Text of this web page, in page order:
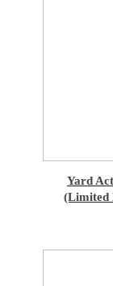
Yard Act
(Limited